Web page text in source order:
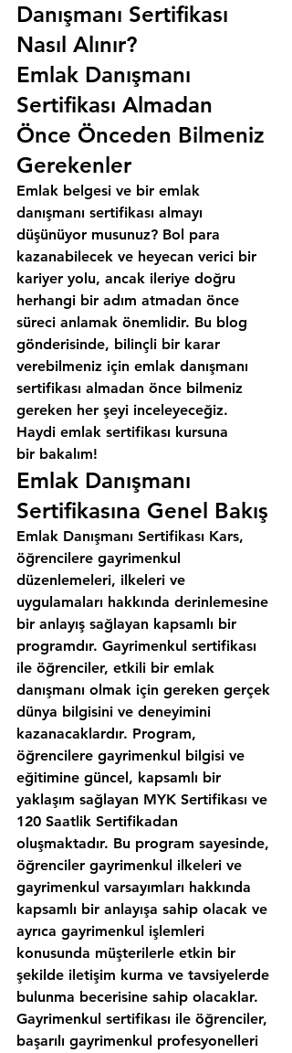
Danışmanı Sertifikası
Nasıl Alınır?
Emlak Danışmanı
Sertifikası Almadan
Önce Önceden Bilmeniz
Gerekenler
Emlak belgesi ve bir emlak
danışmanı sertifikası almayı
düşünüyor musunuz? Bol para
kazanabilecek ve heyecan verici bir
kariyer yolu, ancak ileriye doğru
herhangi bir adım atmadan önce
süreci anlamak önemlidir. Bu blog
gönderisinde, bilinçli bir karar
verebilmeniz için emlak danışmanı
sertifikası almadan önce bilmeniz
gereken her şeyi inceleyeceğiz.
Haydi emlak sertifikası kursuna
bir bakalım!
Emlak Danışmanı
Sertifikasına Genel Bakış
Emlak Danışmanı Sertifikası Kars,
öğrencilere gayrimenkul
düzenlemeleri, ilkeleri ve
uygulamaları hakkında derinlemesine
bir anlayış sağlayan kapsamlı bir
programdır. Gayrimenkul sertifikası
ile öğrenciler, etkili bir emlak
danışmanı olmak için gereken gerçek
dünya bilgisini ve deneyimini
kazanacaklardır. Program,
öğrencilere gayrimenkul bilgisi ve
eğitimine güncel, kapsamlı bir
yaklaşım sağlayan MYK Sertifikası ve
120 Saatlik Sertifikadan
oluşmaktadır. Bu program sayesinde,
öğrenciler gayrimenkul ilkeleri ve
gayrimenkul varsayımları hakkında
kapsamlı bir anlayışa sahip olacak ve
ayrıca gayrimenkul işlemleri
konusunda müşterilerle etkin bir
şekilde iletişim kurma ve tavsiyelerde
bulunma becerisine sahip olacaklar.
Gayrimenkul sertifikası ile öğrenciler,
başarılı gayrimenkul profesyonelleri